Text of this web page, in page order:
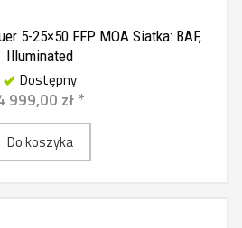
5-25×50 FFP MOA Siatka: BAF,
Illuminated
Dostępny
999,00 zł *
Do koszyka